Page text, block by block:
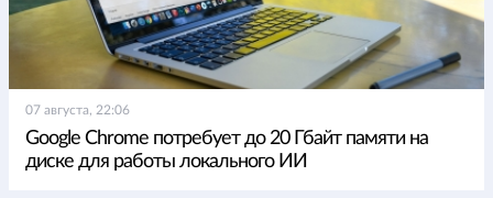
07 августа, 22:06
Google Chrome потребует до 20 Гбайт памяти на
диске для работы локального ИИ